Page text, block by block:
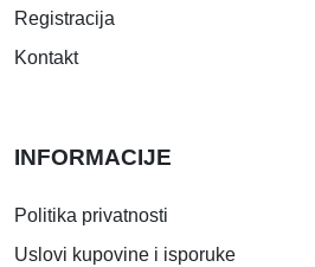
Registracija
Kontakt
INFORMACIJE
Politika privatnosti
Uslovi kupovine i isporuke